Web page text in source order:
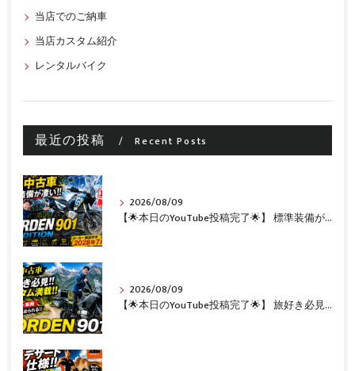
当店でのご納車
当店カスタム紹介
レンタルバイク
最近の投稿 Recent Posts
2026/08/09
【🌟本日のYouTube投稿完了🌟】 標準装備が凄い!!1オーナー・無転倒の極上中古車🔥 「NORDEN 901 EXPEDITION」が入荷いたしました✨ 【Husqvarna Motorcycles山形】
2026/08/09
【🌟本日のYouTube投稿完了🌟】 旅好き必見🔥!!カスタム満載の極上中古車！ 「NORDEN 901」が入荷いたしました✨【Husqvarna Motorcycles山形】